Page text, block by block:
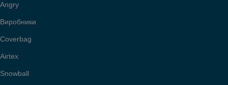
Angry
Виробники
Coverbag
Airtex
Snowball